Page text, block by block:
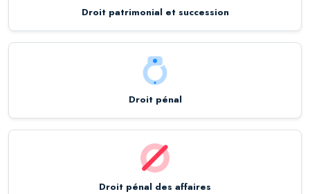
Droit patrimonial et succession
Droit pénal
Droit pénal des affaires